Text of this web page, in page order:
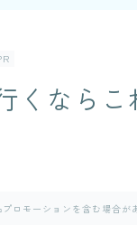
くなら
ロモーションを含む場合が